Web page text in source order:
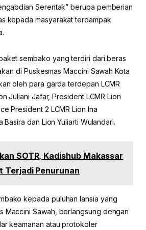
Serentak” berupa pemberian
kepada masyarakat terdampak
sembako yang terdiri dari beras
di Puskesmas Maccini Sawah Kota
oleh para garda terdepan LCMR
Juliani Jafar, President LCMR Lion
President 2 LCMR Lion Ina
Basira dan Lion Yuliarti Wulandari.
SOTR, Kadishub Makassar
Terjadi Penurunan
kepada puluhan lansia yang
Maccini Sawah, berlangsung dengan
keamanan atau protokoler